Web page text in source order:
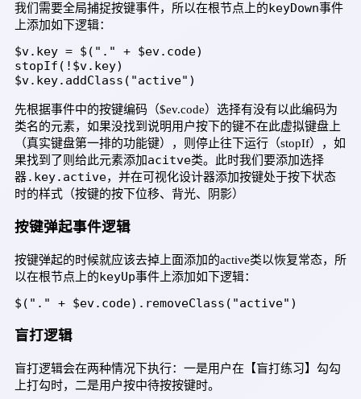
我们需要全局捕捉按键事件，所以在根节点上的 keyDown事件
上添加如下逻辑：
$v.key = $("." + $ev.code)
stopIf(!$v.key)
$v.key.addClass("active")
先根据事件中的按键编码（$ev.code）选择有没有以此编码为
类名的元素，如果没找到说明用户按下的键不在此虚拟键盘上
（真实键盘第一排的功能键），则停止往下运行（stopIf），如
果找到了则给此元素添加acitve类。此时我们要添加选择
器.key.active，并在可视化设计器添加按键处于按下状态
时的样式（按键的按下位移、背光、阴影）
按键弹起事件逻辑
按键弹起的时候就应该去掉上面添加的active类以恢复常态，所
以在根节点上的keyUp事件上添加如下逻辑：
$("." + $ev.code).removeClass("active")
盲打逻辑
盲打逻辑会在两种情况下执行：一是用户在【盲打练习】勾勾
上打勾时，二是用户按中待按按键时。